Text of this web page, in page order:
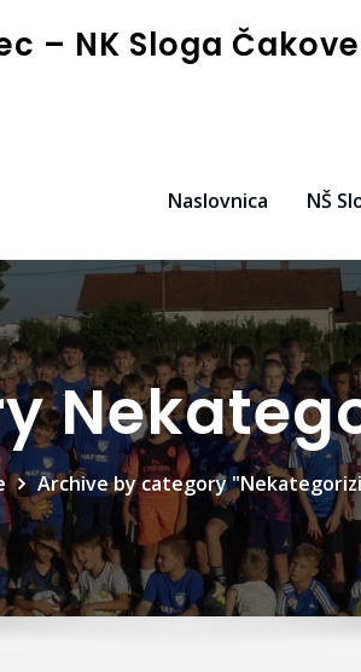
– NK Sloga
Naslovnica NŠ
Archive by category